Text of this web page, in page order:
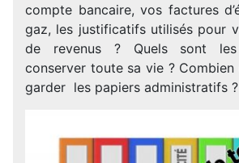
compte bancaire, vos factures
gaz, les justificatifs utilisés pour
de revenus ? Quels sont
conserver toute sa vie ?
garder les papiers administratifs